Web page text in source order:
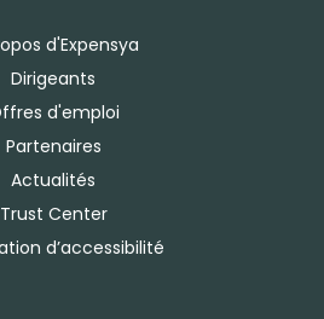
d'Expensya
Dirigeants
d'emploi
Partenaires
Actualités
Trust Center
d’accessibilité